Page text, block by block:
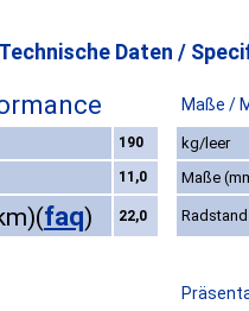
Technische Daten /
Maße /
190
kg/leer
11,0 Maße
(faq) 22,0